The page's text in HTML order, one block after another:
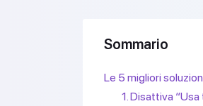
Sommario
Le 5 migliori
1. Disattiva